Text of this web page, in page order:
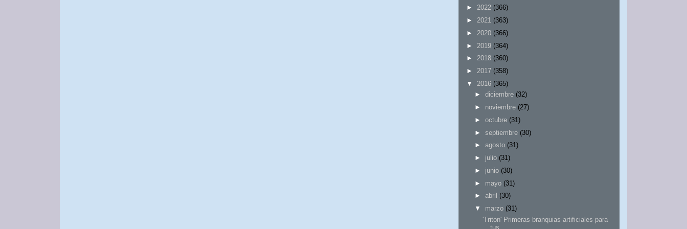
► 2022 (366)
► 2021 (363)
► 2020 (366)
► 2019 (364)
► 2018 (360)
► 2017 (358)
▼
2016 (365)
► diciembre (32)
► noviembre (27)
► octubre (31)
► septiembre (30)
► agosto (31)
► julio (31)
► junio (30)
► mayo (31)
► abril (30)
▼
marzo (31)
'Triton' Primeras branquias artificiales para
tus...